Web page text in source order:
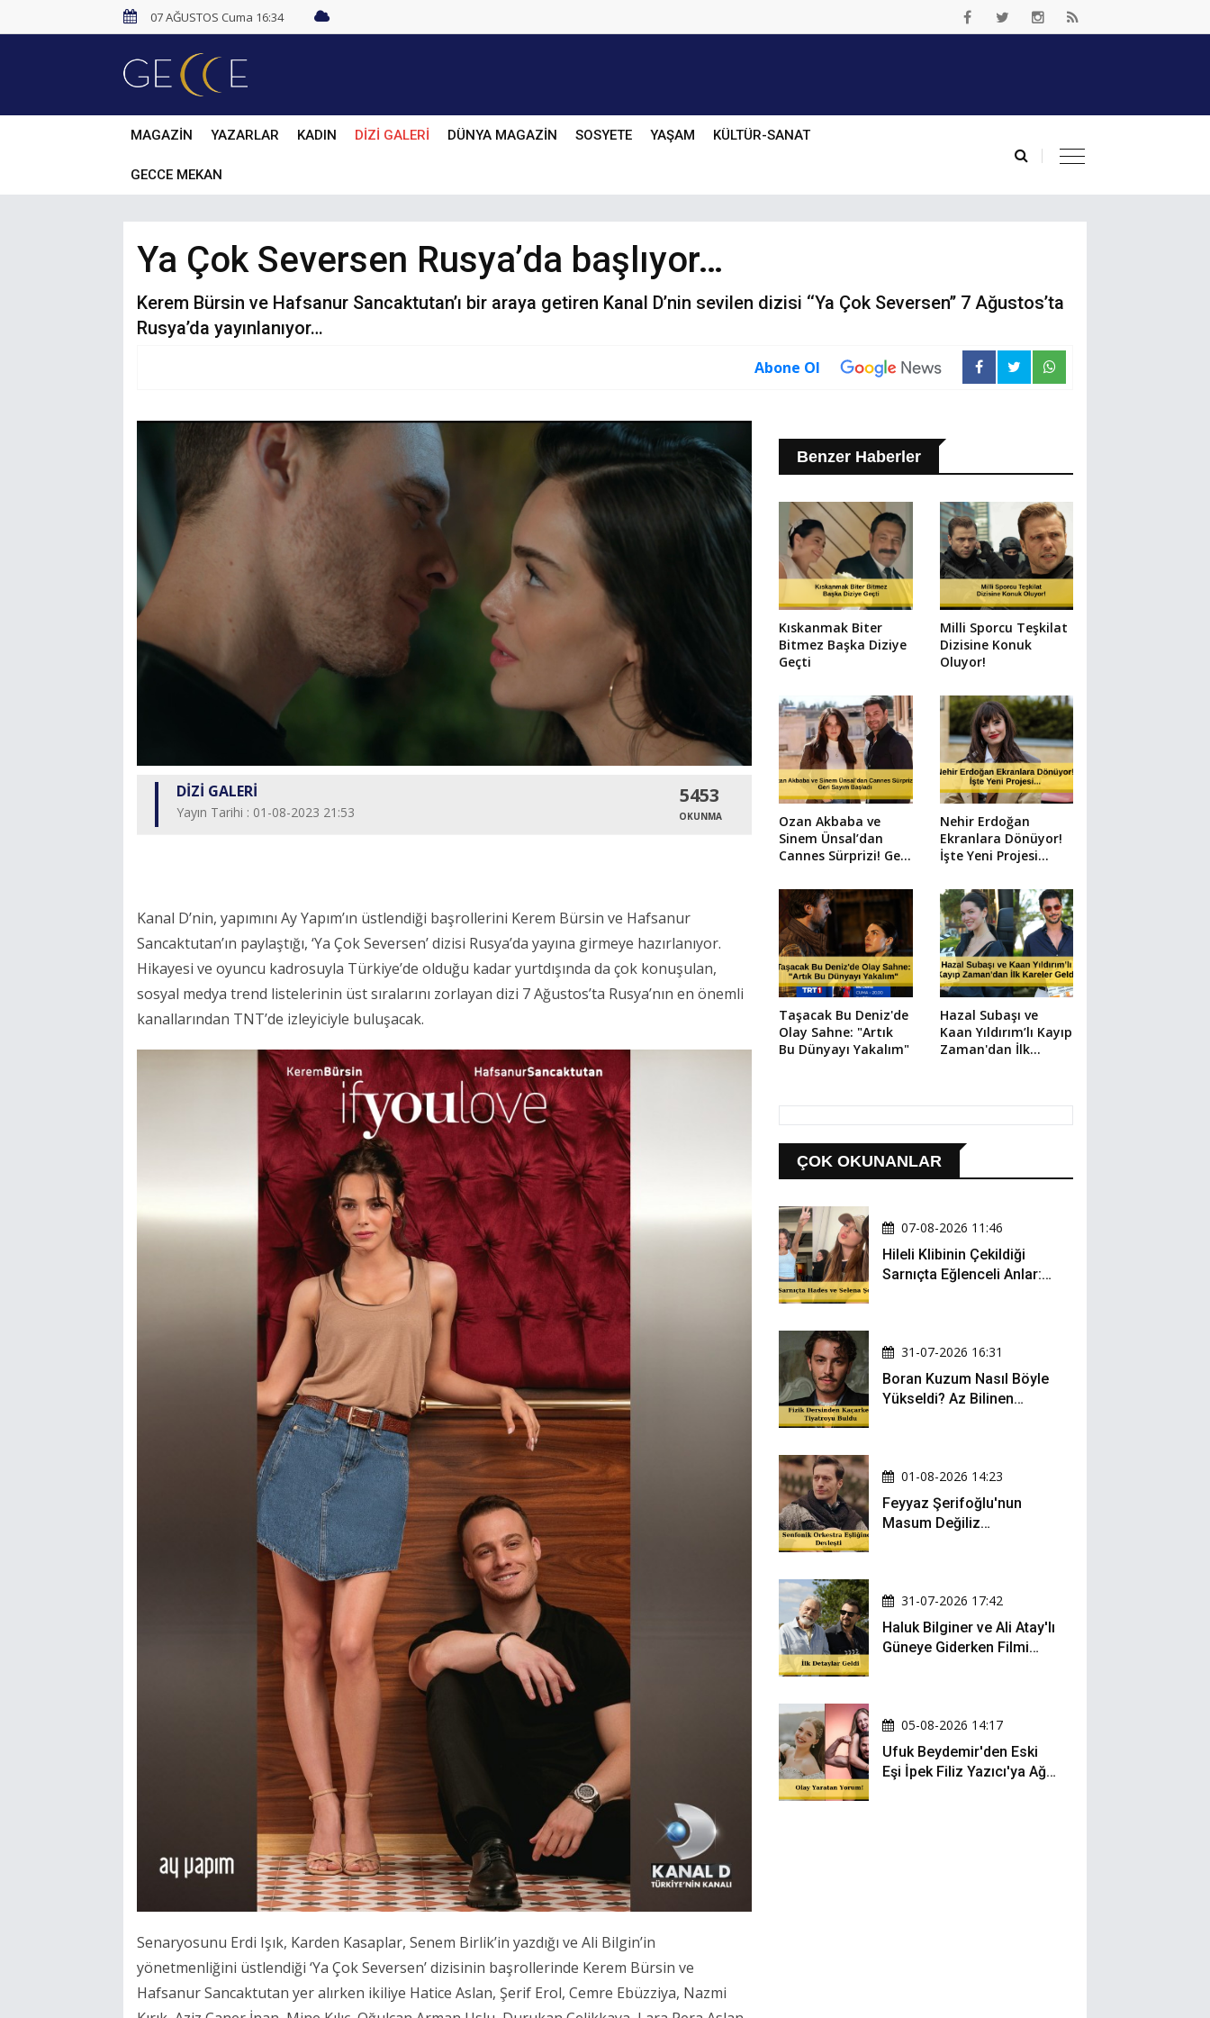
07 AĞUSTOS Cuma 16:34
MAGAZİN YAZARLAR KADIN DİZİ GALERİ DÜNYA MAGAZİN SOSYETE YAŞAM KÜLTÜR-SANAT
GECCE MEKAN
Ya Çok Seversen Rusya’da başlıyor…
Kerem Bürsin ve Hafsanur Sancaktutan’ı bir araya getiren Kanal D’nin sevilen dizisi ‘‘Ya Çok Seversen’’ 7 Ağustos’ta
Rusya’da yayınlanıyor…
Abone Ol
DİZİ GALERİ
Yayın Tarihi : 01-08-2023 21:53
5453
OKUNMA
Kanal D’nin, yapımını Ay Yapım’ın üstlendiği başrollerini Kerem Bürsin ve Hafsanur
Sancaktutan’ın paylaştığı, ‘Ya Çok Seversen’ dizisi Rusya’da yayına girmeye hazırlanıyor.
Hikayesi ve oyuncu kadrosuyla Türkiye’de olduğu kadar yurtdışında da çok konuşulan,
sosyal medya trend listelerinin üst sıralarını zorlayan dizi 7 Ağustos’ta Rusya’nın en önemli
kanallarından TNT’de izleyiciyle buluşacak.
Senaryosunu Erdi Işık, Karden Kasaplar, Senem Birlik’in yazdığı ve Ali Bilgin’in
yönetmenliğini üstlendiği ‘Ya Çok Seversen’ dizisinin başrollerinde Kerem Bürsin ve
Hafsanur Sancaktutan yer alırken ikiliye Hatice Aslan, Şerif Erol, Cemre Ebüzziya, Nazmi
Benzer Haberler
Kıskanmak Biter
Bitmez Başka Diziye
Geçti
Milli Sporcu Teşkilat
Dizisine Konuk
Oluyor!
Ozan Akbaba ve
Sinem Ünsal’dan
Cannes Sürprizi! Geri
Nehir Erdoğan
Ekranlara Dönüyor!
İşte Yeni Projesi...
Taşacak Bu Deniz'de
Olay Sahne: "Artık
Bu Dünyayı Yakalım"
Hazal Subaşı ve
Kaan Yıldırım’lı Kayıp
Zaman'dan İlk
ÇOK OKUNANLAR
07-08-2026 11:46
Hileli Klibinin Çekildiği
Sarnıçta Eğlenceli Anlar:
31-07-2026 16:31
Boran Kuzum Nasıl Böyle
Yükseldi? Az Bilinen
01-08-2026 14:23
Feyyaz Şerifoğlu'nun
Masum Değiliz
31-07-2026 17:42
Haluk Bilginer ve Ali Atay'lı
Güneye Giderken Filmi
05-08-2026 14:17
Ufuk Beydemir'den Eski
Eşi İpek Filiz Yazıcı'ya Ağır